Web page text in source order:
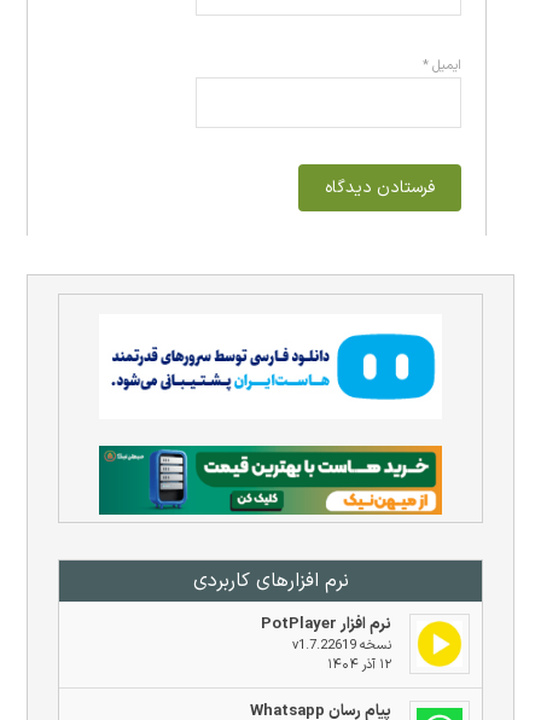
نرم افزار‌های کاربردی
نرم افزار PotPlayer
نسخه v1.7.22619
۱۲ آذر ۱۴۰۴
پیام رسان Whatsapp
ایمیل*